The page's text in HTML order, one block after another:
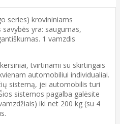
series) krovininiams
yra: saugumas,
1 vamzdis
tvirtinami su skirtingais
automobiliui individualiai.
sistemą, jei automobilis turi
sistemos pagalba galėsite
iki net 200 kg (su 4